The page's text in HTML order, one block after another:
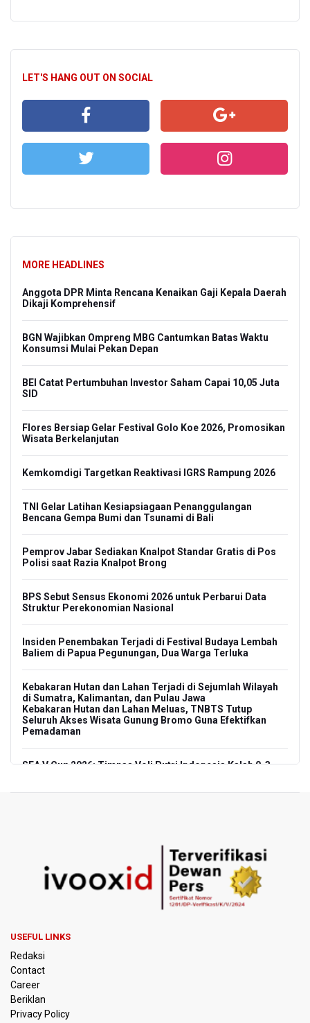
LET'S HANG OUT ON SOCIAL
MORE HEADLINES
Anggota DPR Minta Rencana Kenaikan Gaji Kepala Daerah
Dikaji Komprehensif
BGN Wajibkan Ompreng MBG Cantumkan Batas Waktu
Konsumsi Mulai Pekan Depan
BEI Catat Pertumbuhan Investor Saham Capai 10,05 Juta
SID
Flores Bersiap Gelar Festival Golo Koe 2026, Promosikan
Wisata Berkelanjutan
Kemkomdigi Targetkan Reaktivasi IGRS Rampung 2026
TNI Gelar Latihan Kesiapsiagaan Penanggulangan
Bencana Gempa Bumi dan Tsunami di Bali
Pemprov Jabar Sediakan Knalpot Standar Gratis di Pos
Polisi saat Razia Knalpot Brong
BPS Sebut Sensus Ekonomi 2026 untuk Perbarui Data
Struktur Perekonomian Nasional
Insiden Penembakan Terjadi di Festival Budaya Lembah
Baliem di Papua Pegunungan, Dua Warga Terluka
Kebakaran Hutan dan Lahan Terjadi di Sejumlah Wilayah
di Sumatra, Kalimantan, dan Pulau Jawa
Kebakaran Hutan dan Lahan Meluas, TNBTS Tutup
Seluruh Akses Wisata Gunung Bromo Guna Efektifkan
Pemadaman
SEA V Cup 2026: Timnas Voli Putri Indonesia Kalah 0-3
Pakar: Pengungkapan TPPU Eks Jampidsus Febrie
Adriansyah Harus Buktikan Pidana Asal
Tim 9 Kejagung Periksa Febrie Adransayah sebagai
Tersangka dan Saksi Terkait Kasus TPPU
Nasional
Kemarau Panjang, BNPB Minta Kalbar Tinjau Perda Bakar
Lahan
USEFUL LINKS
Redaksi
Contact
Career
Beriklan
Privacy Policy